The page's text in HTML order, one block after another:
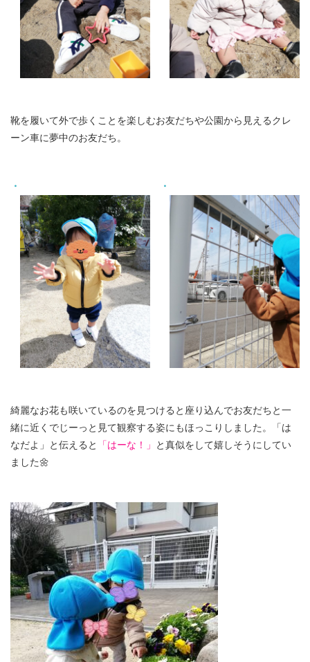
靴を履いて外で歩くことを楽しむお友だちや公園から見えるクレ
ーン車に夢中のお友だち。
綺麗なお花も咲いているのを見つけると座り込んでお友だちと一
緒に近くでじーっと見て観察する姿にもほっこりしました。「は
なだよ」と伝えると
「はーな！」
と真似をして嬉しそうにしてい
ました🌼